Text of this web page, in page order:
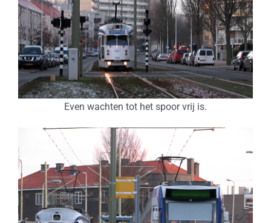
Even wachten tot het spoor vrij is.